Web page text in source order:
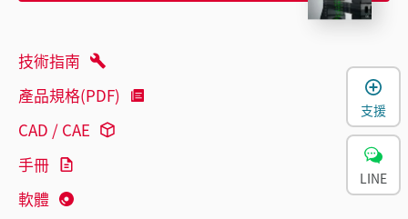
技術指南
產品規格(PDF)
CAD / CAE
手冊
軟體
支援
LINE